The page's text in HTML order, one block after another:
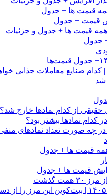
شد
از کدام نماد‌ها خارج شد؟
کدام نماد‌ها بیشتر بود؟
گذشت